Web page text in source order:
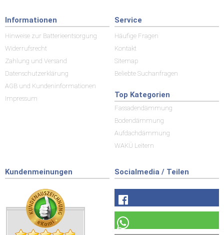
Informationen
Hinweise zur Batterieentsorgung
Widerrufsrecht
Zahlung und Versand
Datenschutzerklärung
AGB und Kundeninformationen
Impressum
Service
Häufige Fragen
Kontakt
Sitemap
Beliebte Suchanfragen
Top Kategorien
Fassadendämmung
Bodendämmung
Aufdachdämmung
WAKÜ Leitern
Kundenmeinungen Socialmedia / Teilen